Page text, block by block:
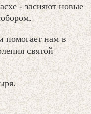
- засияют новые
помогает нам в
святой